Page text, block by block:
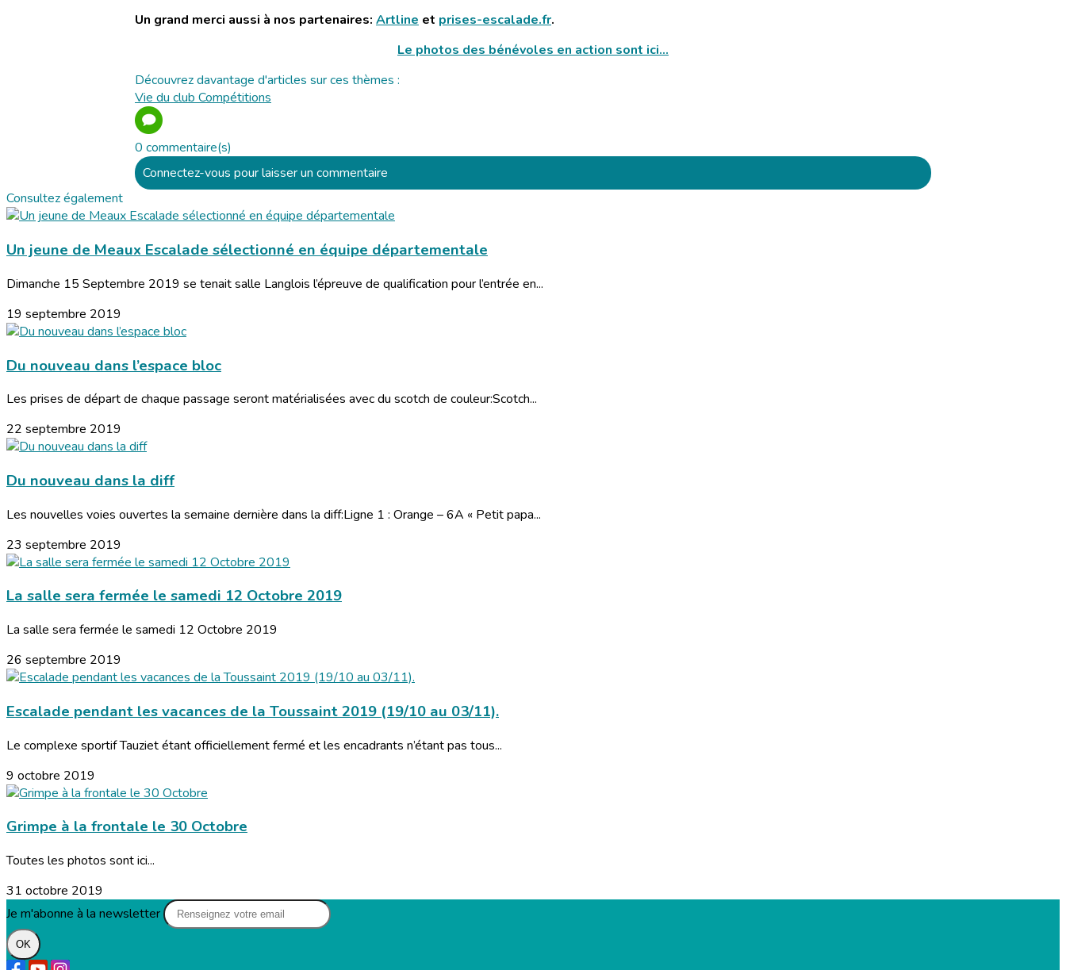
Un grand merci aussi à nos partenaires: Artline et prises-escalade.fr.
Le photos des bénévoles en action sont ici...
Découvrez davantage d'articles sur ces thèmes :
Vie du clubCompétitions
0 commentaire(s)
Connectez-vous pour laisser un commentaire
Consultez également
Un jeune de Meaux Escalade sélectionné en équipe départementale
Dimanche 15 Septembre 2019 se tenait salle Langlois l’épreuve de qualification pour l’entrée en...
19 septembre 2019
Du nouveau dans l’espace bloc
Les prises de départ de chaque passage seront matérialisées avec du scotch de couleur:Scotch...
22 septembre 2019
Du nouveau dans la diff
Les nouvelles voies ouvertes la semaine dernière dans la diff:Ligne 1 : Orange – 6A « Petit papa...
23 septembre 2019
La salle sera fermée le samedi 12 Octobre 2019
La salle sera fermée le samedi 12 Octobre 2019
26 septembre 2019
Escalade pendant les vacances de la Toussaint 2019 (19/10 au 03/11).
Le complexe sportif Tauziet étant officiellement fermé et les encadrants n’étant pas tous...
9 octobre 2019
Grimpe à la frontale le 30 Octobre
Toutes les photos sont ici...
31 octobre 2019
Je m'abonne à la newsletter
OK